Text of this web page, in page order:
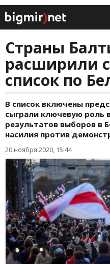
Страны
расширили
список по
В список включены
сыграли ключевую роль
результатов выборов в
насилия против
20 ноября 2020, 15:44